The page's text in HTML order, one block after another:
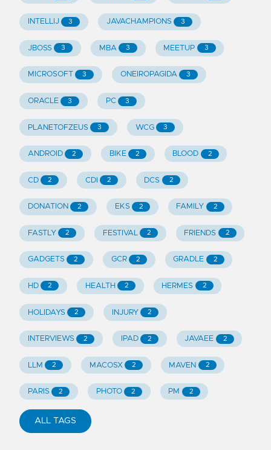
INTELLIJ 3 JAVACHAMPIONS 3
JBOSS 3 MBA 3 MEETUP 3
MICROSOFT 3 ONEIROPAGIDA 3
ORACLE 3 PC 3
PLANETOFZEUS 3 WCG 3
ANDROID 2 BIKE 2 BLOOD 2
CD 2 CDI 2 DCS 2
DONATION 2 EKS 2 FAMILY 2
FASTLY 2 FESTIVAL 2 FRIENDS 2
GADGETS 2 GCR 2 GRADLE 2
HD 2 HEALTH 2 HERMES 2
HOLIDAYS 2 INJURY 2
INTERVIEWS 2 IPAD 2 JAVAEE 2
LLM 2 MACOSX 2 MAVEN 2
PARIS 2 PHOTO 2 PM 2
ALL TAGS